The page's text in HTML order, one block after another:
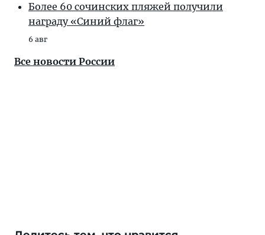
Более 60 сочинских пляжей получили
награду «Синий флаг»
6 авг
Все новости России